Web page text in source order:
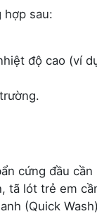
hợp sau:
độ cao (ví
cứng đầu
tã lót trẻ em
(Quick